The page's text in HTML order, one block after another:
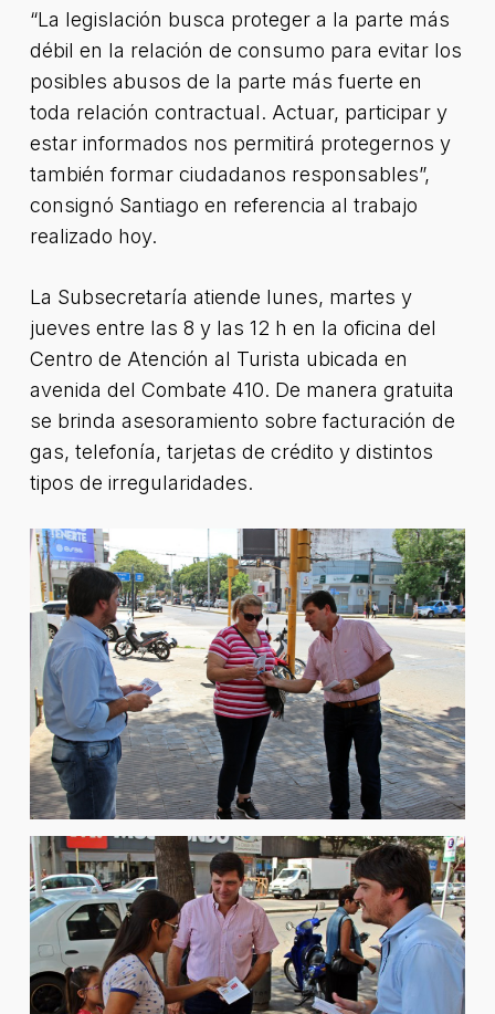
“La legislación busca proteger a la parte más
débil en la relación de consumo para evitar los
posibles abusos de la parte más fuerte en
toda relación contractual. Actuar, participar y
estar informados nos permitirá protegernos y
también formar ciudadanos responsables”,
consignó Santiago en referencia al trabajo
realizado hoy.
La Subsecretaría atiende lunes, martes y
jueves entre las 8 y las 12 h en la oficina del
Centro de Atención al Turista ubicada en
avenida del Combate 410. De manera gratuita
se brinda asesoramiento sobre facturación de
gas, telefonía, tarjetas de crédito y distintos
tipos de irregularidades.